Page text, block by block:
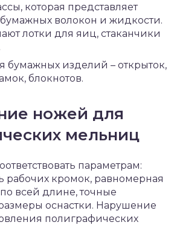
которая представляет
волокон и жидкости.
лотки для яиц, стаканчики
бумажных изделий – открыток,
блокнотов.
ножей для
мельниц
параметрам:
рабочих кромок, равномерная
всей длине, точные
оснастки. Нарушение
полиграфических